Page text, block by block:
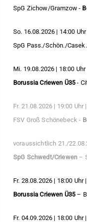
SpG Zichow/Gramzow -
So. 16.08.2026 | 14:00
SpG Pass./Schön./
Mi. 19.08.2026 | 18:00
Borussia Criewen Ü35-
Fr. 21.08.2026 | 19:00
FSV Groß Schönebeck -
voraussichtlich 21./
SpG Schwedt/Criewen –
Fr. 28.08.2026 | 18:00 Uhr
Borussia Criewen Ü35–
Fr. 04.09.2026 | 18:00